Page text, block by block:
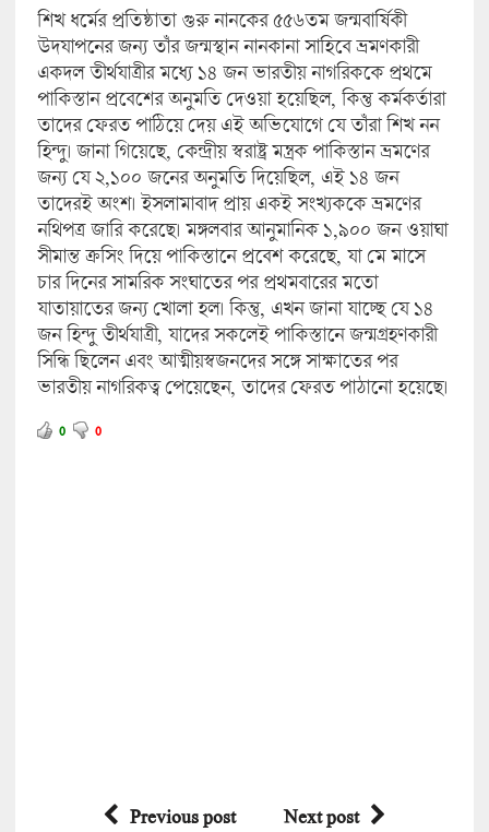
শিখ ধর্মের প্রতিষ্ঠাতা গুরু নানকের ৫৫৬তম জন্মবার্ষিকী
উদযাপনের জন্য তাঁর জন্মস্থান নানকানা সাহিবে ভ্রমণকারী
একদল তীর্থযাত্রীর মধ্যে ১৪ জন ভারতীয় নাগরিককে প্রথমে
পাকিস্তান প্রবেশের অনুমতি দেওয়া হয়েছিল, কিন্তু কর্মকর্তারা
তাদের ফেরত পাঠিয়ে দেয় এই অভিযোগে যে তাঁরা শিখ নন
হিন্দু। জানা গিয়েছে, কেন্দ্রীয় স্বরাষ্ট্র মন্ত্রক পাকিস্তান ভ্রমণের
জন্য যে ২,১০০ জনের অনুমতি দিয়েছিল, এই ১৪ জন
তাদেরই অংশ। ইসলামাবাদ প্রায় একই সংখ্যককে ভ্রমণের
নথিপত্র জারি করেছে। মঙ্গলবার আনুমানিক ১,৯০০ জন ওয়াঘা
সীমান্ত ক্রসিং দিয়ে পাকিস্তানে প্রবেশ করেছে, যা মে মাসে
চার দিনের সামরিক সংঘাতের পর প্রথমবারের মতো
যাতায়াতের জন্য খোলা হল। কিন্তু, এখন জানা যাচ্ছে যে ১৪
জন হিন্দু তীর্থযাত্রী, যাদের সকলেই পাকিস্তানে জন্মগ্রহণকারী
সিন্ধি ছিলেন এবং আত্মীয়স্বজনদের সঙ্গে সাক্ষাতের পর
ভারতীয় নাগরিকত্ব পেয়েছেন, তাদের ফেরত পাঠানো হয়েছে।
0 0
Previous post Next post